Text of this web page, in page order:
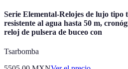
Serie Elemental-Relojes de lujo tipo
resistente al agua hasta 50 m,
reloj de pulsera de buceo con
Tsarbomba